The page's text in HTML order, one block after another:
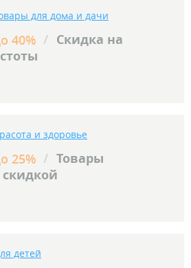
для дома и дачи
40% / Скидка на
и здоровье
25% / Товары
скидкой
детей